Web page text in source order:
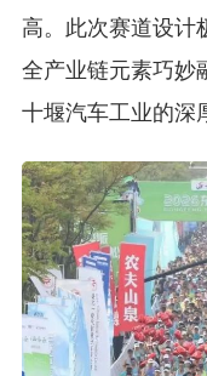
高。此次赛道设计
全产业链元素巧妙
十堰汽车工业的深